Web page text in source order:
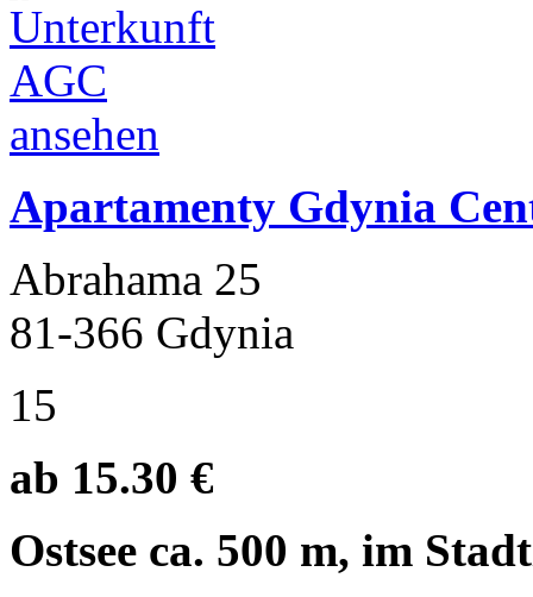
Apartamenty Gdynia
Abrahama 25
81-366 Gdynia
15
ab 15.30 €
Ostsee ca. 500 m, im